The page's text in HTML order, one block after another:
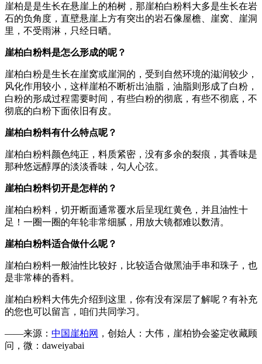
崖柏是是生长在悬崖上的柏树，那崖柏白粉料大多是生长在岩
石的负角度，直壁悬崖上方有突出的岩石像屋檐、崖窝、崖洞
里，不受雨淋，只经日晒。
崖柏白粉料是怎么形成的呢？
崖柏白粉是生长在崖窝或崖洞的，受到自然环境的滋润较少，
风化作用较小，这样崖柏不断析出油脂，油脂则形成了白粉，
白粉的形成过程需要时间，有些白粉的彻底，有些不彻底，不
彻底的白粉下面依旧有皮。
崖柏白粉料有什么特点呢？
崖柏白粉料颜色纯正，料质紧密，没有多余的裂痕，其香味是
那种悠远醇厚的淡淡香味，勾人心弦。
崖柏白粉料切开是怎样的？
崖柏白粉料，切开断面通常覆水后呈现红黄色，并且油性十
足！一圈一圈的年轮非常细腻，用放大镜都难以数清。
崖柏白粉料适合做什么呢？
崖柏白粉料一般油性比较好，比较适合做黑油手串和珠子，也
是非常棒的香料。
崖柏白粉料大伟先介绍到这里，你有没有深层了解呢？有补充
的您也可以留言，咱们共同学习。
——来源： 中国崖柏网 ，创始人：大伟，崖柏协会鉴定收藏顾
问，微：daweiyabai